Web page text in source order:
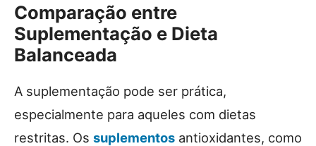
Comparação entre
Suplementação e Dieta
Balanceada
A suplementação pode ser prática,
especialmente para aqueles com dietas
restritas. Os suplementos antioxidantes, como